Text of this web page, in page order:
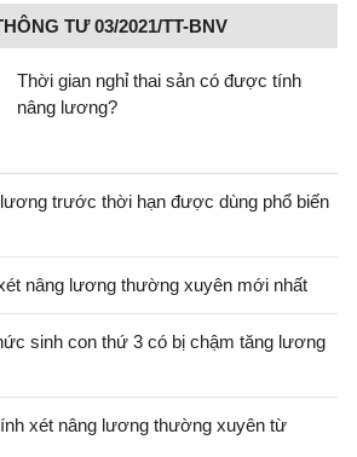
TƯ 03/2021/TT-BNV
Thời gian nghỉ thai sản có được tính
nâng lương?
trước thời hạn được dùng phổ biến
nâng lương thường xuyên mới nhất
sinh con thứ 3 có bị chậm tăng lương
xét nâng lương thường xuyên từ